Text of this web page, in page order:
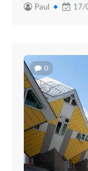
Paul 17/
0